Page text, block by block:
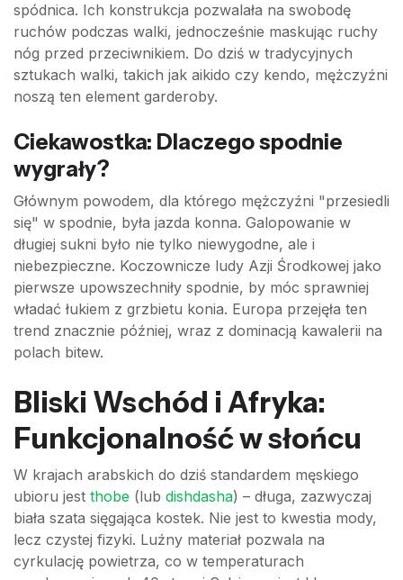
spódnica. Ich konstrukcja pozwalała na swobodę
ruchów podczas walki, jednocześnie maskując ruchy
nóg przed przeciwnikiem. Do dziś w tradycyjnych
sztukach walki, takich jak aikido czy kendo, mężczyźni
noszą ten element garderoby.
Ciekawostka: Dlaczego spodnie
wygrały?
Głównym powodem, dla którego mężczyźni "przesiedli
się" w spodnie, była jazda konna. Galopowanie w
długiej sukni było nie tylko niewygodne, ale i
niebezpieczne. Koczownicze ludy Azji Środkowej jako
pierwsze upowszechniły spodnie, by móc sprawniej
władać łukiem z grzbietu konia. Europa przejęła ten
trend znacznie później, wraz z dominacją kawalerii na
polach bitew.
Bliski Wschód i Afryka:
Funkcjonalność w słońcu
W krajach arabskich do dziś standardem męskiego
ubioru jest thobe (lub dishdasha) – długa, zazwyczaj
biała szata sięgająca kostek. Nie jest to kwestia mody,
lecz czystej fizyki. Luźny materiał pozwala na
cyrkulację powietrza, co w temperaturach